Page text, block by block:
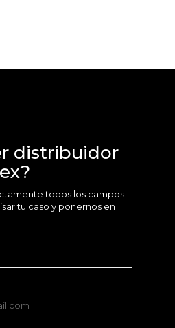
distribuidor
todos los campos
tu caso y ponernos en